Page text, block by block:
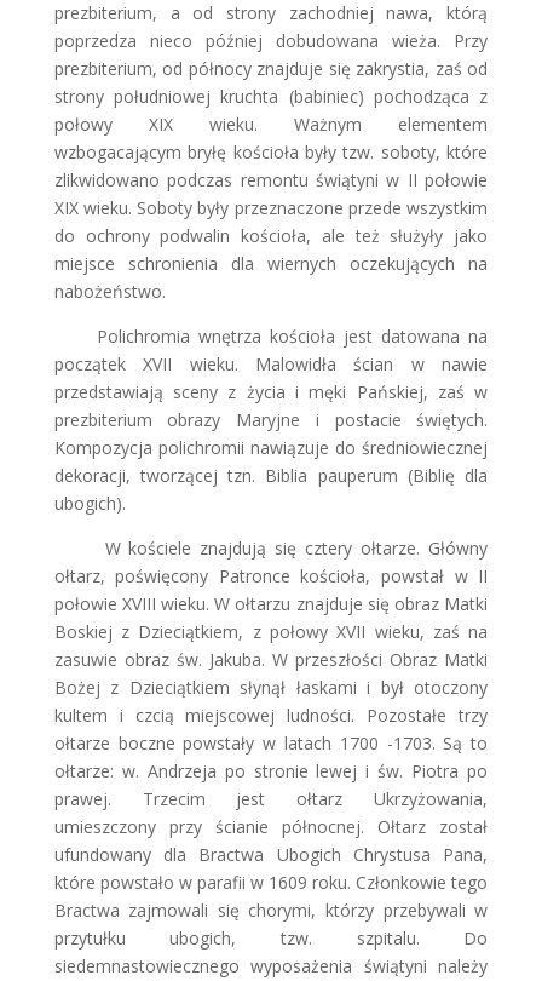
prezbiterium, a od strony zachodniej nawa, którą
poprzedza nieco później dobudowana wieża. Przy
prezbiterium, od północy znajduje się zakrystia, zaś od
strony południowej kruchta (babiniec) pochodząca z
połowy XIX wieku. Ważnym elementem
wzbogacającym bryłę kościoła były tzw. soboty, które
zlikwidowano podczas remontu świątyni w II połowie
XIX wieku. Soboty były przeznaczone przede wszystkim
do ochrony podwalin kościoła, ale też służyły jako
miejsce schronienia dla wiernych oczekujących na
nabożeństwo.
Polichromia wnętrza kościoła jest datowana na
początek XVII wieku. Malowidła ścian w nawie
przedstawiają sceny z życia i męki Pańskiej, zaś w
prezbiterium obrazy Maryjne i postacie świętych.
Kompozycja polichromii nawiązuje do średniowiecznej
dekoracji, tworzącej tzn. Biblia pauperum (Biblię dla
ubogich).
W kościele znajdują się cztery ołtarze. Główny
ołtarz, poświęcony Patronce kościoła, powstał w II
połowie XVIII wieku. W ołtarzu znajduje się obraz Matki
Boskiej z Dzieciątkiem, z połowy XVII wieku, zaś na
zasuwie obraz św. Jakuba. W przeszłości Obraz Matki
Bożej z Dzieciątkiem słynął łaskami i był otoczony
kultem i czcią miejscowej ludności. Pozostałe trzy
ołtarze boczne powstały w latach 1700 -1703. Są to
ołtarze: w. Andrzeja po stronie lewej i św. Piotra po
prawej. Trzecim jest ołtarz Ukrzyżowania,
umieszczony przy ścianie północnej. Ołtarz został
ufundowany dla Bractwa Ubogich Chrystusa Pana,
które powstało w parafii w 1609 roku. Członkowie tego
Bractwa zajmowali się chorymi, którzy przebywali w
przytułku ubogich, tzw. szpitalu. Do
siedemnastowiecznego wyposażenia świątyni należy